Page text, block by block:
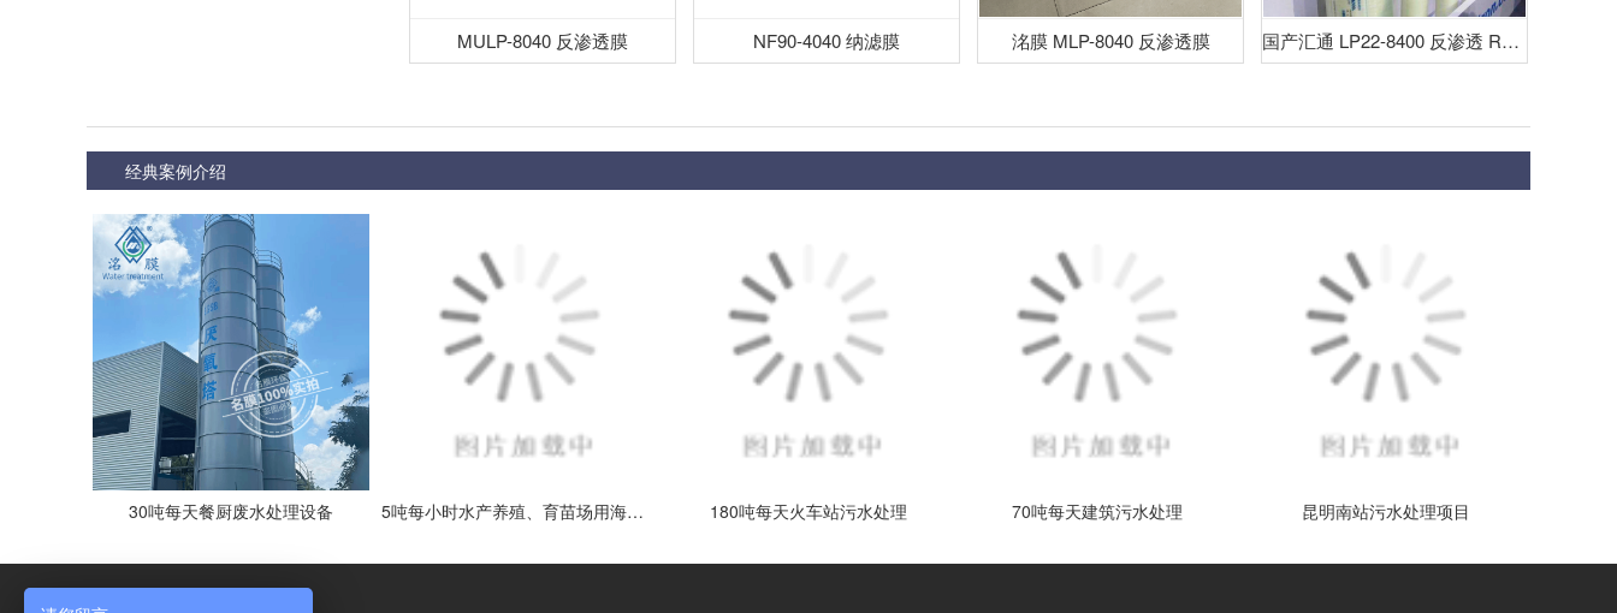
MULP-8040 反渗透膜 NF90-4040 纳滤膜 洺膜 MLP-8040 反渗透膜 国产汇通 LP22-8400 反渗透 RO 膜
经典案例介绍
30吨每天餐厨废水处理设备 5吨每小时水产养殖、育苗场用海水浓缩设备客户现场 180吨每天火车站污水处理 70吨每天建筑污水处理 昆明南站污水处理项目